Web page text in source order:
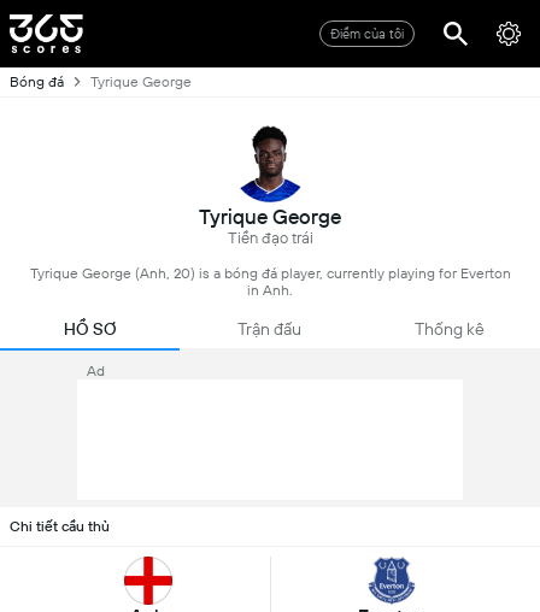
Điểm của tôi
Bóng đá Tyrique George
Tyrique George
Tiền đạo trái
Tyrique George (Anh, 20) is a bóng đá player, currently playing for Everton
in Anh.
HỒ SƠ Trận đấu Thống kê
Ad
Chi tiết cầu thủ